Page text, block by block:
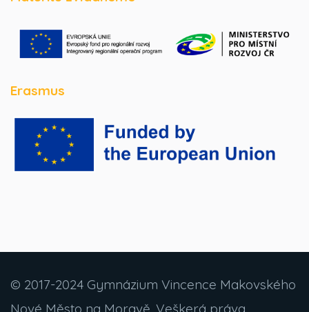
Erasmus
© 2017-2024 Gymnázium Vincence Makovského
Nové Město na Moravě. Veškerá práva